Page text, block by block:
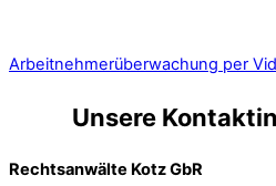
Arbeitnehmerüberwachung per
Unsere
Rechtsanwälte Kotz GbR